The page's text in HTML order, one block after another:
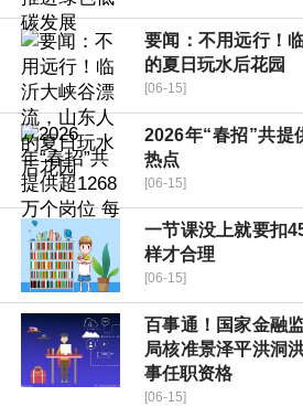
要闻：不用远行！
的夏日玩水后花园
[06-15]
2026年“春招”共提
热点
[06-15]
一节课没上就要扣
样才合理
[06-15]
百事通！国家金融
局核准景泽平洪洞
事任职资格
[06-15]